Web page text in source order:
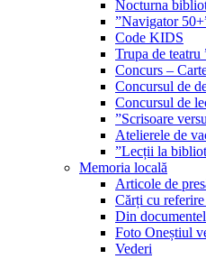
Nocturna
”Navigator
Code KIDS
Trupa de teatru
Concurs –
Concursul de
Concursul de
”Scrisoare
Atelierele de
”Lecții la
Memoria locală
Articole de
Cărți cu
Din
Foto Oneștiul
Vederi